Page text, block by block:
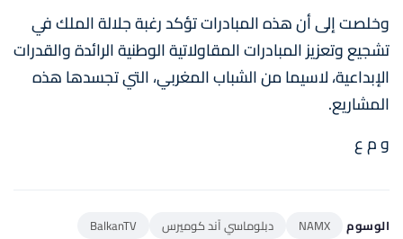
وخلصت إلى أن هذه المبادرات تؤكد رغبة جلالة الملك في
تشجيع وتعزيز المبادرات المقاولاتية الوطنية الرائدة والقدرات
الإبداعية، لاسيما من الشباب المغربي، التي تجسدها هذه
المشاريع.
و م ع
الوسوم NAMX دبلوماسي آند كوميرس
BalkanTV